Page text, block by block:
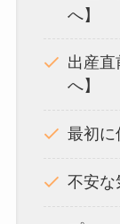
へ】
出産直
へ】
最初に
不安な